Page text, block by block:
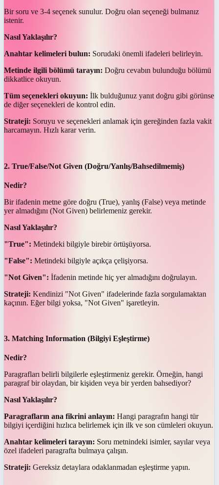
Bir soru ve 3-4 seçenek sunulur. Doğru olan seçeneği bulmanız
istenir.
Nasıl Yaklaşılır?
Anahtar kelimeleri bulun: Sorudaki önemli ifadeleri belirleyin.
Metinde ilgili bölümü tarayın: Doğru cevabın bulunduğu bölümü
dikkatlice okuyun.
Tüm seçenekleri okuyun: İlk bulduğunuz yanıt doğru gibi görünse
de diğer seçenekleri de kontrol edin.
Strateji: Soruyu ve seçenekleri anlamak için gereğinden fazla vakit
harcamayın. Hızlı karar verin.
2. True/False/Not Given (Doğru/Yanlış/Bahsedilmemiş)
Nedir?
Bir ifadenin metne göre doğru (True), yanlış (False) veya metinde
yer almadığını (Not Given) belirlemeniz gerekir.
Nasıl Yaklaşılır?
"True": Metindeki bilgiyle birebir örtüşüyorsa.
"False": Metindeki bilgiyle açıkça çelişiyorsa.
"Not Given": İfadenin metinde hiç yer almadığını doğrulayın.
Strateji: Kendinizi "Not Given" ifadelerinde fazla sorgulamaktan
kaçının. Eğer bilgi yoksa, "Not Given" işaretleyin.
3. Matching Information (Bilgiyi Eşleştirme)
Nedir?
Paragrafları belirli bilgilerle eşleştirmeniz gerekir. Örneğin, hangi
paragraf bir olaydan, bir kişiden veya bir yerden bahsediyor?
Nasıl Yaklaşılır?
Paragrafların ana fikrini anlayın: Hangi paragrafın hangi tür
bilgiyi içerdiğini hızlıca belirlemek için ilk ve son cümleleri okuyun.
Anahtar kelimeleri tarayın: Soru metnindeki isimler, sayılar veya
özel ifadeleri paragrafta bulmaya çalışın.
Strateji: Gereksiz detaylara odaklanmadan eşleştirme yapın.